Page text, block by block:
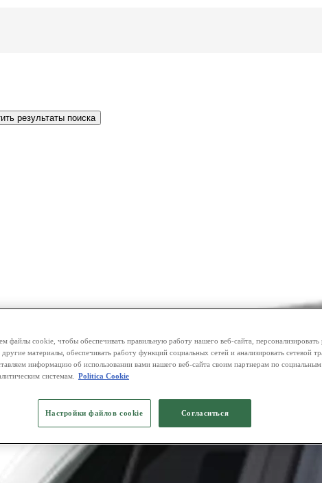
результаты поиска
файлы cookie, чтобы обеспечивать правильную работу нашего веб-сайта, персонализировать
другие материалы, обеспечивать работу функций социальных сетей и анализировать сетевой
информацию об использовании вами нашего веб-сайта своим партнерам по социальным
системам.
Politica Cookie
Настройки файлов cookie Согласиться